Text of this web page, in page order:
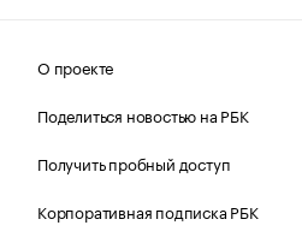
О проекте
Поделиться новостью на РБК
Получить пробный доступ
Корпоративная подписка РБК